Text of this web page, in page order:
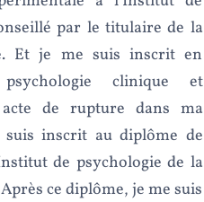
par le titulaire de la
Et je me suis inscrit en
clinique et
de rupture dans ma
suis inscrit au diplôme de
de psychologie de la
ce diplôme, je me suis